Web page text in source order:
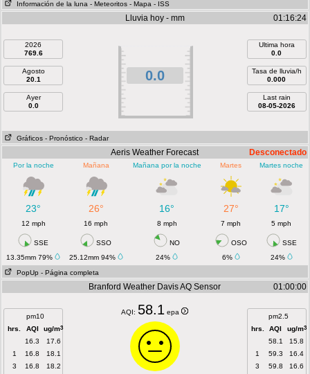
Información de la luna - Meteoritos - Mapa - ISS
Lluvia hoy - mm 01:16:24
2026
769.6
Agosto
20.1
Ayer
0.0
0.0
Ultima hora
0.0
Tasa de lluvia/h
0.000
Last rain
08-05-2026
Gráficos - Pronóstico - Radar
Aeris Weather Forecast Desconectado
Por la noche Mañana Mañana por la noche Martes Martes noche
23° 26° 16° 27° 17°
12 mph 16 mph 8 mph 7 mph 5 mph
SSE SSO NO OSO
SSE
13.35mm 79%
25.12mm 94% 24% 6%
24%
PopUp - Página completa
Branford Weather Davis AQ Sensor 01:00:00
pm10
hrs.
AQI ug/m3
16.3
17.6
1
16.8
18.1
3
16.8
18.2
AQI: 58.1 epa
pm2.5
hrs.
AQI ug/m3
58.1
15.8
1
59.3
16.4
3
59.8
16.6